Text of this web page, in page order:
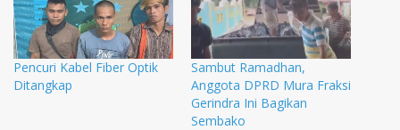
Pencuri Kabel Fiber Optik
Ditangkap
Sambut Ramadhan,
Anggota DPRD Mura Fraksi
Gerindra Ini Bagikan
Sembako